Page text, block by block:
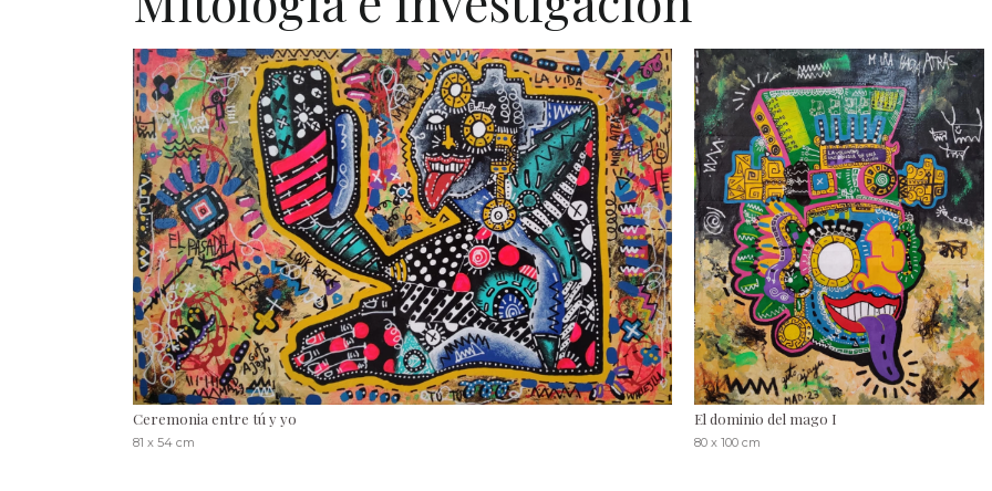
Ceremonia entre tú y yo
81 x 54 cm
El dominio del mago I
80 x 100 cm